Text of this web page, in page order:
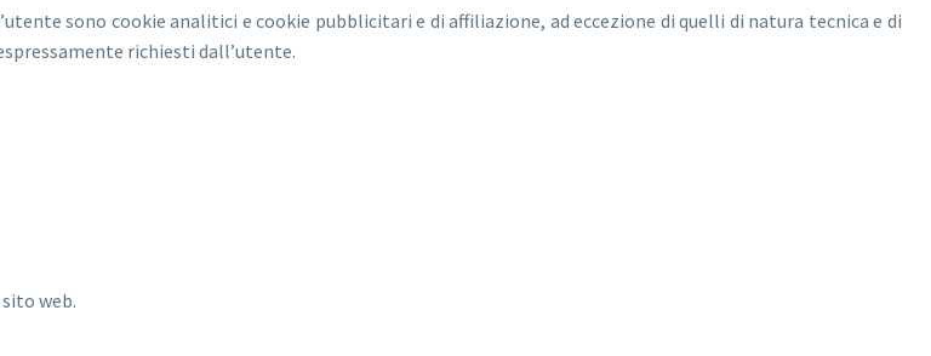
sono cookie analitici e cookie pubblicitari e di affiliazione, ad eccezione di quelli di natura tecnica e di
richiesti dall’utente.
web.